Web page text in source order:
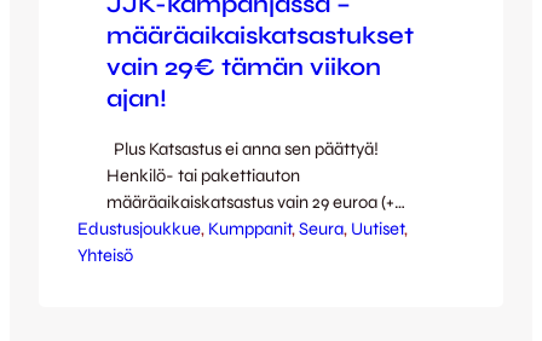
määräaikaiskatsastukset
vain 29€ tämän viikon
ajan!
Plus Katsastus ei anna sen päättyä!
Henkilö- tai pakettiauton
määräaikaiskatsastus vain 29 euroa (+
päästömittaus) koko tämän viikon ajan
Plus Katsastuksen toimipisteissä Keljossa ja
Edustusjoukkue, Kumppanit, Seura, Uutiset
Yhteisö